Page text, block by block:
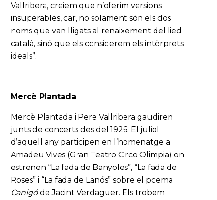
Vallribera, creiem que n’oferim versions
insuperables, car, no solament són els dos
noms que van lligats al renaixement del lied
català, sinó que els considerem els intèrprets
ideals”.
Mercè Plantada
Mercè Plantada i Pere Vallribera gaudiren
junts de concerts des del 1926. El juliol
d’aquell any participen en l’homenatge a
Amadeu Vives (Gran Teatro Circo Olimpia) on
estrenen “La fada de Banyoles”, “La fada de
Roses” i “La fada de Lanós” sobre el poema
Canigóde Jacint Verdaguer. Els trobem